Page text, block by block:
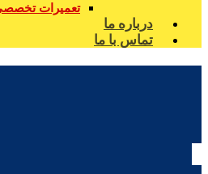
تعمیرات
درباره ما
تماس با ما